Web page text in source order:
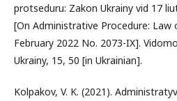
protseduru: Zakon Ukrainy vid 17
[On Administrative Procedure: Law
February 2022 No. 2073-IX].
Ukrainy, 15, 50 [in Ukrainian].
Kolpakov, V. K. (2021).